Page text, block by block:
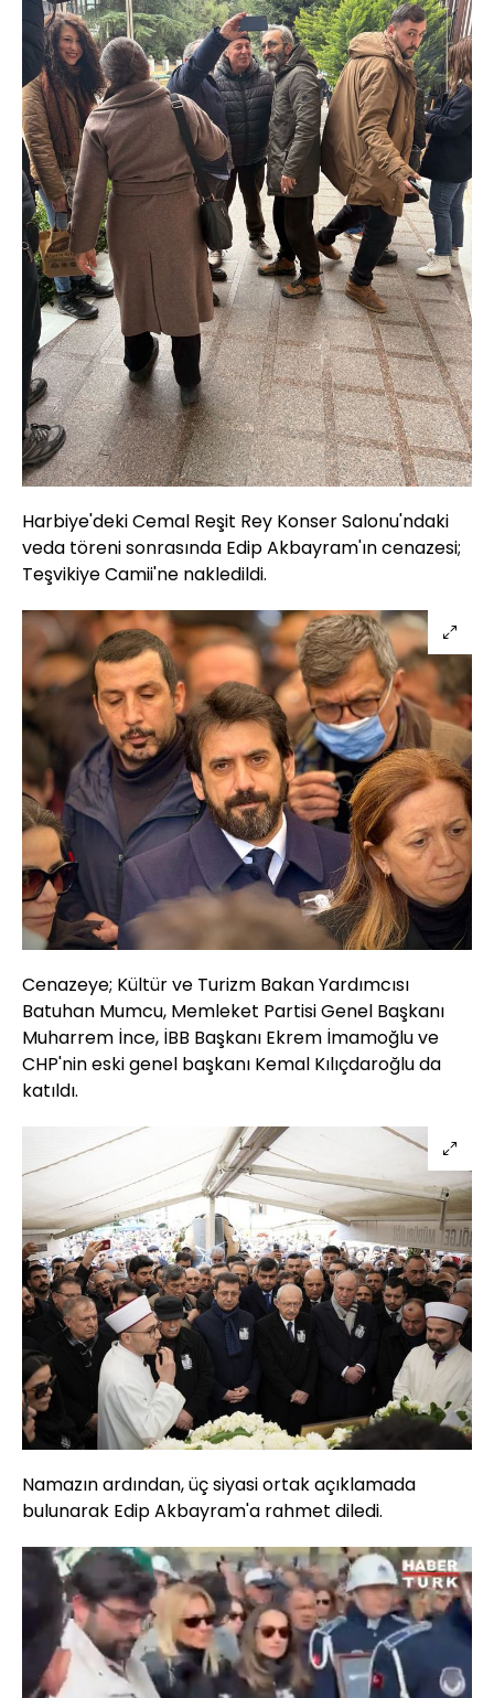
Harbiye'deki Cemal Reşit Rey Konser Salonu'ndaki
veda töreni sonrasında Edip Akbayram'ın cenazesi;
Teşvikiye Camii'ne nakledildi.
Cenazeye; Kültür ve Turizm Bakan Yardımcısı
Batuhan Mumcu, Memleket Partisi Genel Başkanı
Muharrem İnce, İBB Başkanı Ekrem İmamoğlu ve
CHP'nin eski genel başkanı Kemal Kılıçdaroğlu da
katıldı.
Namazın ardından, üç siyasi ortak açıklamada
bulunarak Edip Akbayram'a rahmet diledi.